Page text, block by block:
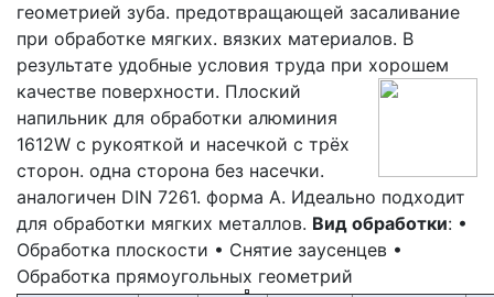
геометрией зуба. предотвращающей засаливание
при обработке мягких. вязких материалов. В
результате удобные условия труда при хорошем
качестве поверхности. Плоский
напильник для обработки алюминия
1612W с рукояткой и насечкой c трёх
сторон. одна сторона без насечки.
аналогичен DIN 7261. форма А. Идеально подходит
для обработки мягких металлов. Вид обработки: •
Обработка плоскости • Снятие заусенцев •
Обработка прямоугольных геометрий